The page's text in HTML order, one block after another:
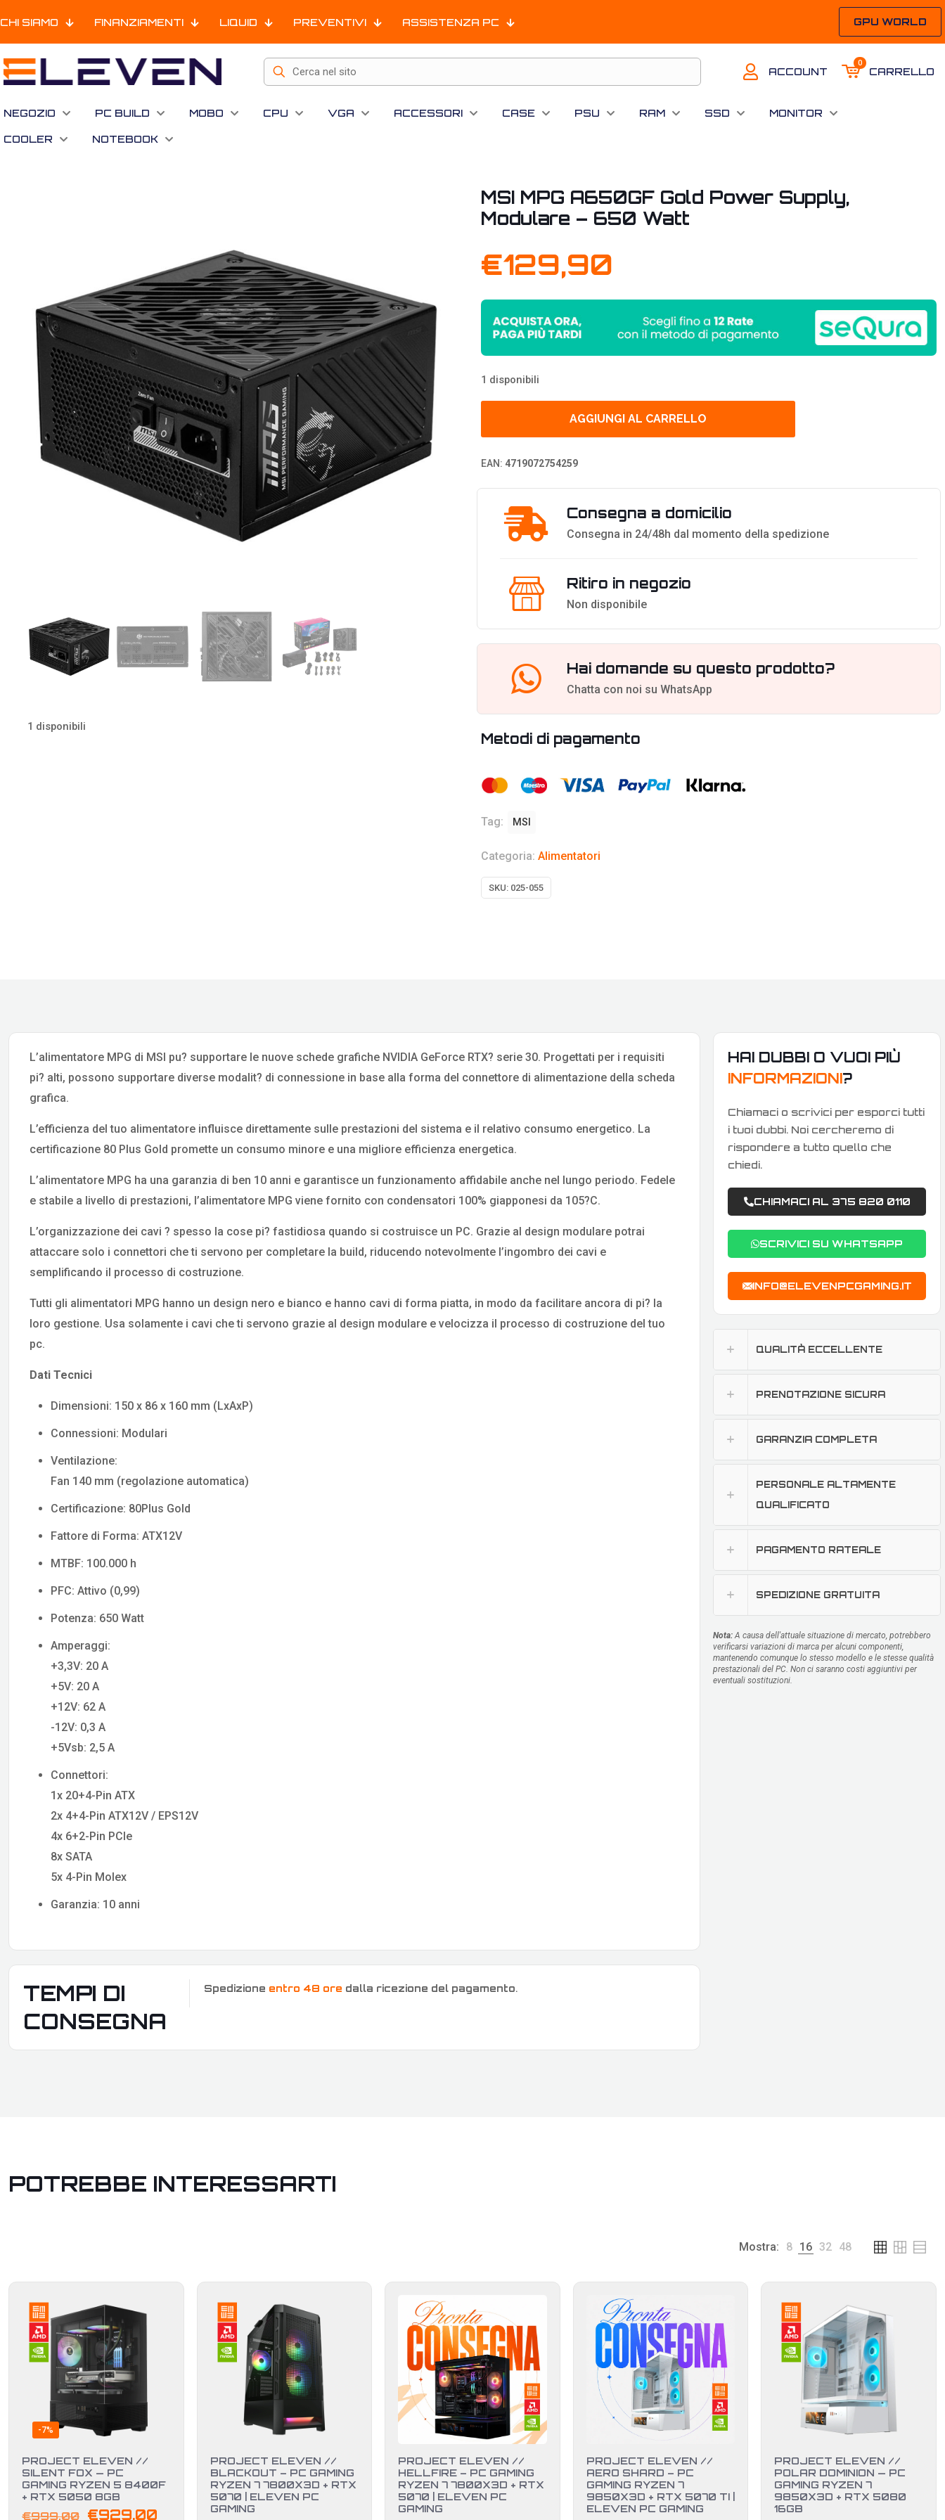
CHI SIAMO FINANZIAMENTI LIQUID PREVENTIVI ASSISTENZA PC GPU WORLD
ACCOUNT
0
CARRELLO
NEGOZIO PC BUILD MOBO CPU VGA ACCESSORI CASE PSU RAM SSD MONITOR
COOLER NOTEBOOK
1 disponibili
MSI MPG A650GF Gold Power Supply,
Modulare – 650 Watt
€129,90
1 disponibili
AGGIUNGI AL CARRELLO
EAN: 4719072754259
Consegna a domicilio
Consegna in 24/48h dal momento della spedizione
Ritiro in negozio
Non disponibile
Hai domande su questo prodotto?
Chatta con noi su WhatsApp
Metodi di pagamento
Tag: MSI
Categoria: Alimentatori
SKU: 025-055
L’alimentatore MPG di MSI pu? supportare le nuove schede grafiche NVIDIA GeForce RTX? serie 30. Progettati per i requisiti
pi? alti, possono supportare diverse modalit? di connessione in base alla forma del connettore di alimentazione della scheda
grafica.
L’efficienza del tuo alimentatore influisce direttamente sulle prestazioni del sistema e il relativo consumo energetico. La
certificazione 80 Plus Gold promette un consumo minore e una migliore efficienza energetica.
L’alimentatore MPG ha una garanzia di ben 10 anni e garantisce un funzionamento affidabile anche nel lungo periodo. Fedele
e stabile a livello di prestazioni, l’alimentatore MPG viene fornito con condensatori 100% giapponesi da 105?C.
L’organizzazione dei cavi ? spesso la cose pi? fastidiosa quando si costruisce un PC. Grazie al design modulare potrai
attaccare solo i connettori che ti servono per completare la build, riducendo notevolmente l’ingombro dei cavi e
semplificando il processo di costruzione.
Tutti gli alimentatori MPG hanno un design nero e bianco e hanno cavi di forma piatta, in modo da facilitare ancora di pi? la
loro gestione. Usa solamente i cavi che ti servono grazie al design modulare e velocizza il processo di costruzione del tuo
pc.
Dati Tecnici
Dimensioni: 150 x 86 x 160 mm (LxAxP)
Connessioni: Modulari
Ventilazione:
Fan 140 mm (regolazione automatica)
Certificazione: 80Plus Gold
Fattore di Forma: ATX12V
MTBF: 100.000 h
PFC: Attivo (0,99)
Potenza: 650 Watt
Amperaggi:
+3,3V: 20 A
+5V: 20 A
+12V: 62 A
-12V: 0,3 A
+5Vsb: 2,5 A
Connettori:
1x 20+4-Pin ATX
2x 4+4-Pin ATX12V / EPS12V
4x 6+2-Pin PCIe
8x SATA
5x 4-Pin Molex
Garanzia: 10 anni
TEMPI DI
CONSEGNA
Spedizione entro 48 ore dalla ricezione del pagamento.
HAI DUBBI O VUOI PIÙ
INFORMAZIONI?
Chiamaci o scrivici per esporci tutti
i tuoi dubbi. Noi cercheremo di
rispondere a tutto quello che
chiedi.
CHIAMACI AL 375 820 0110
SCRIVICI SU WHATSAPP
INFO@ELEVENPCGAMING.IT
QUALITÀ ECCELLENTE
PRENOTAZIONE SICURA
GARANZIA COMPLETA
PERSONALE ALTAMENTE
QUALIFICATO
PAGAMENTO RATEALE
SPEDIZIONE GRATUITA
Nota:A causa dell'attuale situazione di mercato, potrebbero
verificarsi variazioni di marca per alcuni componenti,
mantenendo comunque lo stesso modello e le stesse qualità
prestazionali del PC. Non ci saranno costi aggiuntivi per
eventuali sostituzioni.
POTREBBE INTERESSARTI
Mostra: 8 16 32 48
-7%
PROJECT ELEVEN //
SILENT FOX — PC
GAMING RYZEN 5 8400F
+ RTX 5050 8GB
€999,00 Il
€929,00
PROJECT ELEVEN //
BLACKOUT – PC GAMING
RYZEN 7 7800X3D + RTX
5070 | ELEVEN PC
GAMING
PROJECT ELEVEN //
HELLFIRE – PC GAMING
RYZEN 7 7800X3D + RTX
5070 | ELEVEN PC
GAMING
PROJECT ELEVEN //
AERO SHARD – PC
GAMING RYZEN 7
9850X3D + RTX 5070 TI |
ELEVEN PC GAMING
PROJECT ELEVEN //
POLAR DOMINION — PC
GAMING RYZEN 7
9850X3D + RTX 5080
16GB